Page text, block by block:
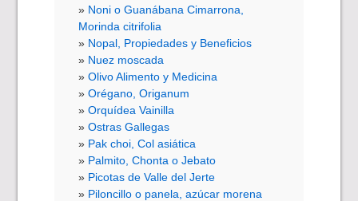
Noni o Guanábana Cimarrona,
Morinda citrifolia
Nopal, Propiedades y Beneficios
Nuez moscada
Olivo Alimento y Medicina
Orégano, Origanum
Orquídea Vainilla
Ostras Gallegas
Pak choi, Col asiática
Palmito, Chonta o Jebato
Picotas de Valle del Jerte
Piloncillo o panela, azúcar morena